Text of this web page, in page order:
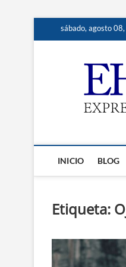
sábado, agosto
INICIO BLOG
Etiqueta: